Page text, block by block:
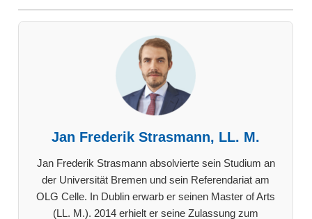
Jan Frederik Strasmann, LL. M.
Jan Frederik Strasmann absolvierte sein Studium an
der Universität Bremen und sein Referendariat am
OLG Celle. In Dublin erwarb er seinen Master of Arts
(LL. M.). 2014 erhielt er seine Zulassung zum